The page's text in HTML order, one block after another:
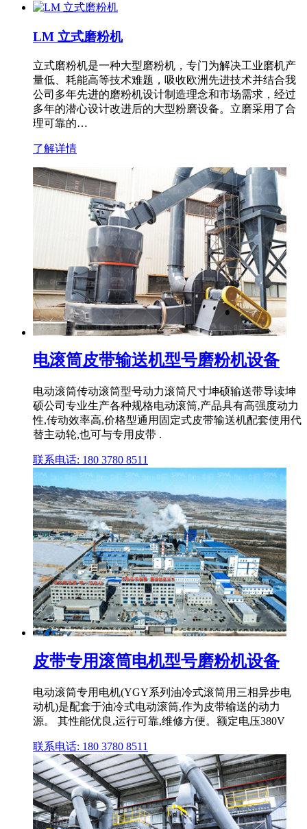
LM 立式磨粉机
立式磨粉机是一种大型磨粉机，专门为解决工业磨机产
量低、耗能高等技术难题，吸收欧洲先进技术并结合我
公司多年先进的磨粉机设计制造理念和市场需求，经过
多年的潜心设计改进后的大型粉磨设备。立磨采用了合
理可靠的…
了解详情
电滚筒皮带输送机型号磨粉机设备
电动滚筒传动滚筒型号动力滚筒尺寸坤硕输送带导读坤
硕公司专业生产各种规格电动滚筒,产品具有高强度动力
性,传动效率高,价格型通用固定式皮带输送机配套使用代
替主动轮,也可与专用皮带 .
联系电话: 180 3780 8511
皮带专用滚筒电机型号磨粉机设备
电动滚筒专用电机(YGY系列油冷式滚筒用三相异步电
动机)是配套于油冷式电动滚筒,作为皮带输送的动力
源。 其性能优良,运行可靠,维修方便。额定电压380V
联系电话: 180 3780 8511